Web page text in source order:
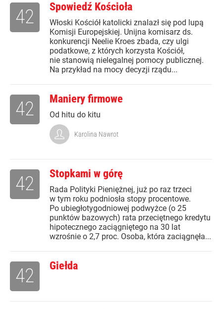
Spowiedź Kościoła
Włoski Kościół katolicki znalazł się pod lupą
Komisji Europejskiej. Unijna komisarz ds.
konkurencji Neelie Kroes zbada, czy ulgi
podatkowe, z których korzysta Kościół,
nie stanowią nielegalnej pomocy publicznej.
Na przykład na mocy decyzji rządu...
42
Maniery firmowe
Od hitu do kitu
42
Karolina Nawrot
Stopkami w górę
Rada Polityki Pieniężnej, już po raz trzeci
w tym roku podniosła stopy procentowe.
Po ubiegłotygodniowej podwyżce (o 25
punktów bazowych) rata przeciętnego kredytu
hipotecznego zaciągniętego na 30 lat
wzrośnie o 2,7 proc. Osoba, która zaciągnęła...
42
Giełda
42